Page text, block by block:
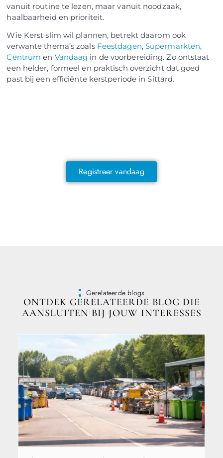
vanuit routine te lezen, maar vanuit noodzaak,
haalbaarheid en prioriteit.
Wie Kerst slim wil plannen, betrekt daarom ook
verwante thema’s zoals Feestdagen, Supermarkten,
Centrum en Vandaag in de voorbereiding. Zo ontstaat
een helder, formeel en praktisch overzicht dat goed
past bij een efficiënte kerstperiode in Sittard.
Registreer vandaag
Gerelateerde blogs
ONTDEK GERELATEERDE BLOG DIE
AANSLUITEN BIJ JOUW INTERESSES